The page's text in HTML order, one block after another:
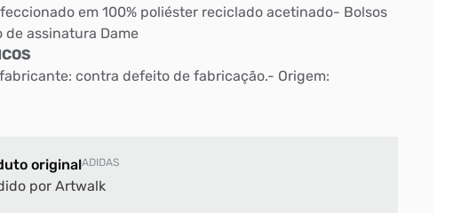
em 100% poliéster reciclado acetinado- Bolsos
assinatura Dame
contra defeito de fabricação.- Origem:
originalADIDAS
por Artwalk